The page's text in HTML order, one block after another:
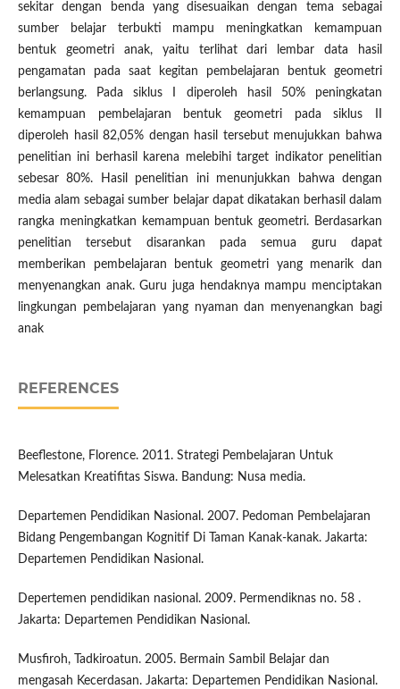
sekitar dengan benda yang disesuaikan dengan tema sebagai
sumber belajar terbukti mampu meningkatkan kemampuan
bentuk geometri anak, yaitu terlihat dari lembar data hasil
pengamatan pada saat kegitan pembelajaran bentuk geometri
berlangsung. Pada siklus I diperoleh hasil 50% peningkatan
kemampuan pembelajaran bentuk geometri pada siklus II
diperoleh hasil 82,05% dengan hasil tersebut menujukkan bahwa
penelitian ini berhasil karena melebihi target indikator penelitian
sebesar 80%. Hasil penelitian ini menunjukkan bahwa dengan
media alam sebagai sumber belajar dapat dikatakan berhasil dalam
rangka meningkatkan kemampuan bentuk geometri. Berdasarkan
penelitian tersebut disarankan pada semua guru dapat
memberikan pembelajaran bentuk geometri yang menarik dan
menyenangkan anak. Guru juga hendaknya mampu menciptakan
lingkungan pembelajaran yang nyaman dan menyenangkan bagi
anak
REFERENCES
Beeflestone, Florence. 2011. Strategi Pembelajaran Untuk
Melesatkan Kreatifitas Siswa. Bandung: Nusa media.
Departemen Pendidikan Nasional. 2007. Pedoman Pembelajaran
Bidang Pengembangan Kognitif Di Taman Kanak-kanak. Jakarta:
Departemen Pendidikan Nasional.
Depertemen pendidikan nasional. 2009. Permendiknas no. 58 .
Jakarta: Departemen Pendidikan Nasional.
Musfiroh, Tadkiroatun. 2005. Bermain Sambil Belajar dan
mengasah Kecerdasan. Jakarta: Departemen Pendidikan Nasional.